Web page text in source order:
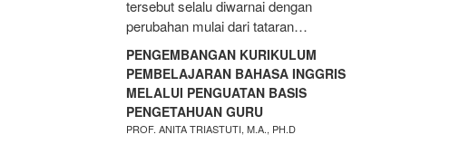
tersebut selalu diwarnai dengan
perubahan mulai dari tataran…
PENGEMBANGAN KURIKULUM
PEMBELAJARAN BAHASA INGGRIS
MELALUI PENGUATAN BASIS
PENGETAHUAN GURU
PROF. ANITA TRIASTUTI, M.A., PH.D